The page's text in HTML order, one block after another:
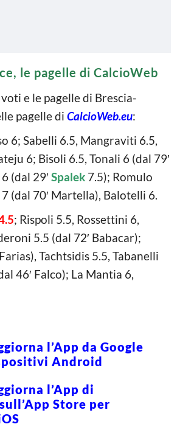
le pagelle di CalcioWeb
e le pagelle di Brescia-
pagelle di CalcioWeb.eu:
6; Sabelli 6.5, Mangraviti 6.5,
6; Bisoli 6.5, Tonali 6 (dal 79′
(dal 29′ Spalek 7.5); Romulo
(dal 70′ Martella), Balotelli 6.
; Rispoli 5.5, Rossettini 6,
5.5 (dal 72′ Babacar);
Tachtsidis 5.5, Tabanelli
46′ Falco); La Mantia 6,
l’App da Google
Android
l’App di
Store per